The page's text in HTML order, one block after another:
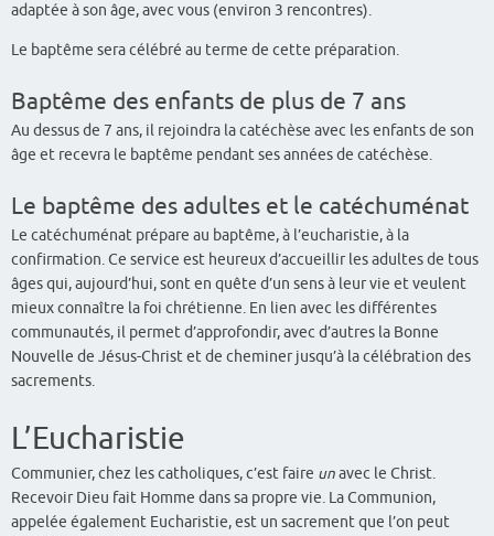
adaptée à son âge, avec vous (environ 3 rencontres).
Le baptême sera célébré au terme de cette préparation.
Baptême des enfants de plus de 7 ans
Au dessus de 7 ans, il rejoindra la catéchèse avec les enfants de son
âge et recevra le baptême pendant ses années de catéchèse.
Le baptême des adultes et le catéchuménat
Le catéchuménat prépare au baptême, à l’eucharistie, à la
confirmation. Ce service est heureux d’accueillir les adultes de tous
âges qui, aujourd’hui, sont en quête d’un sens à leur vie et veulent
mieux connaître la foi chrétienne. En lien avec les différentes
communautés, il permet d’approfondir, avec d’autres la Bonne
Nouvelle de Jésus-Christ et de cheminer jusqu’à la célébration des
sacrements.
L’Eucharistie
Communier, chez les catholiques, c’est faire unavec le Christ.
Recevoir Dieu fait Homme dans sa propre vie. La Communion,
appelée également Eucharistie, est un sacrement que l’on peut